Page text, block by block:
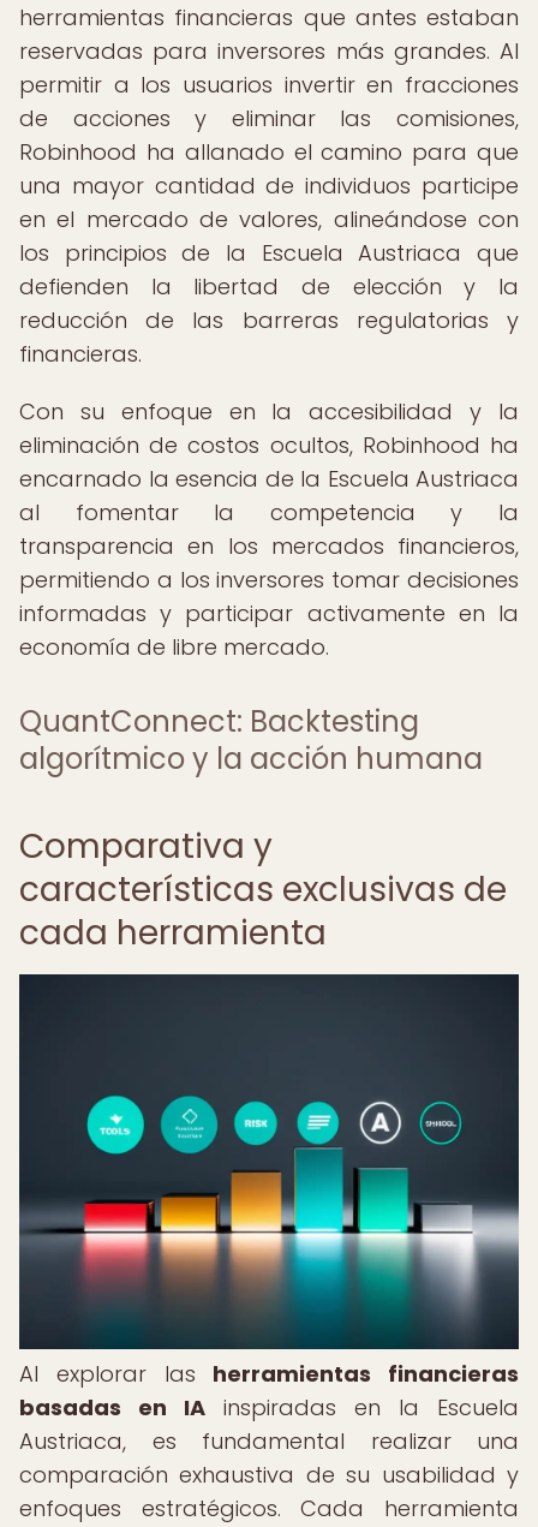
herramientas financieras que antes estaban
reservadas para inversores más grandes. Al
permitir a los usuarios invertir en fracciones
de acciones y eliminar las comisiones,
Robinhood ha allanado el camino para que
una mayor cantidad de individuos participe
en el mercado de valores, alineándose con
los principios de la Escuela Austriaca que
defienden la libertad de elección y la
reducción de las barreras regulatorias y
financieras.
Con su enfoque en la accesibilidad y la
eliminación de costos ocultos, Robinhood ha
encarnado la esencia de la Escuela Austriaca
al fomentar la competencia y la
transparencia en los mercados financieros,
permitiendo a los inversores tomar decisiones
informadas y participar activamente en la
economía de libre mercado.
QuantConnect: Backtesting
algorítmico y la acción humana
Comparativa y
características exclusivas de
cada herramienta
Al explorar las herramientas financieras
basadas en IA inspiradas en la Escuela
Austriaca, es fundamental realizar una
comparación exhaustiva de su usabilidad y
enfoques estratégicos. Cada herramienta